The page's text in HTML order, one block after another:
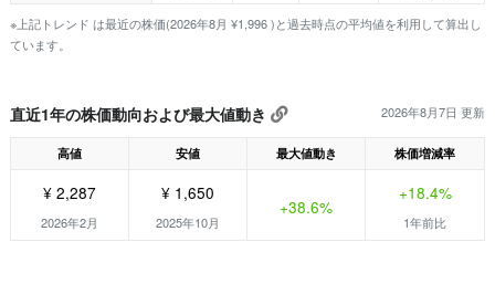
※上記トレンド は最近の株価(2026年8月 ¥1,996 )と過去時点の平均値を利用して算出し
ています。
直近1年の株価動向および最大値動き 2026年8月7日 更新
高値 安値 最大値動き 株価増減率
¥ 2,287
2026年2月
¥ 1,650
2025年10月
+38.6%
+18.4%
1年前比